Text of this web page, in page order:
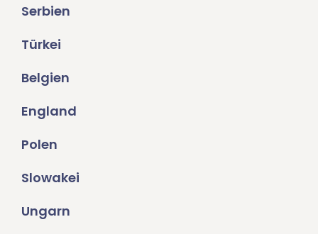
Serbien
Türkei
Belgien
England
Polen
Slowakei
Ungarn